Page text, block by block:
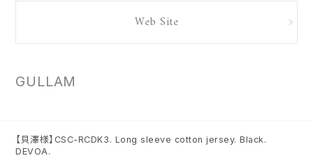
Web Site
GULLAM
【貝澤様】CSC-RCDK3. Long sleeve cotton jersey. Black.
DEVOA.